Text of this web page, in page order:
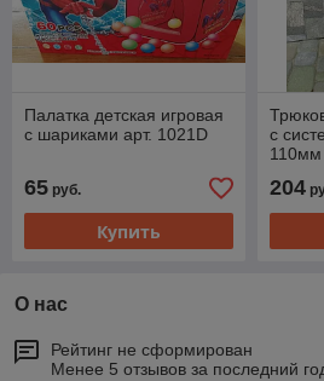
Палатка детская игровая
с шариками арт. 1021D
65 руб.
Купить
с
110мм
204
О нас
Рейтинг не сформирован
Менее 5 отзывов за последний